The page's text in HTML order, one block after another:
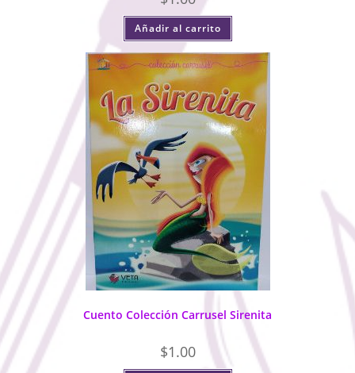
Añadir al carrito
Cuento Colección Carrusel Sirenita
$1.00